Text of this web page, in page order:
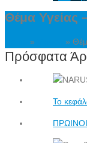
Θέμα Υγείας
» »
Πρόσφατα
Το
ΠΡΩΙΝΟΙ